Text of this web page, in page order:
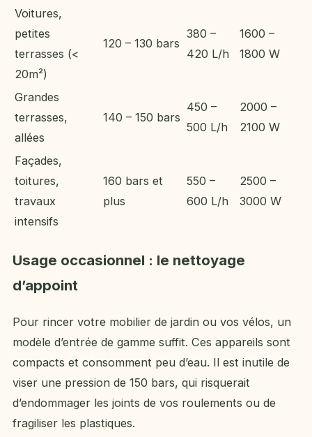
Voitures,
petites
terrasses (<
20m²)
120 – 130 bars
380 –
420 L/h
1600 –
1800 W
Grandes
terrasses,
allées
140 – 150 bars
450 –
500 L/h
2000 –
2100 W
Façades,
toitures,
travaux
intensifs
160 bars et
plus
550 –
600 L/h
2500 –
3000 W
Usage occasionnel : le nettoyage
d’appoint
Pour rincer votre mobilier de jardin ou vos vélos, un
modèle d’entrée de gamme suffit. Ces appareils sont
compacts et consomment peu d’eau. Il est inutile de
viser une pression de 150 bars, qui risquerait
d’endommager les joints de vos roulements ou de
fragiliser les plastiques.